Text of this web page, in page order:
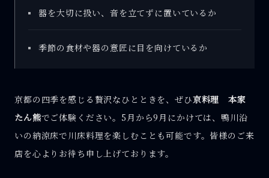
器を大切に扱い、音を立てずに置いているか
季節の食材や器の意匠に目を向けているか
京都の四季を感じる贅沢なひとときを、ぜひ京料理 本家
たん熊でご体験ください。5月から9月にかけては、鴨川沿
いの納涼床で川床料理を楽しむことも可能です。皆様のご来
店を心よりお待ち申し上げております。